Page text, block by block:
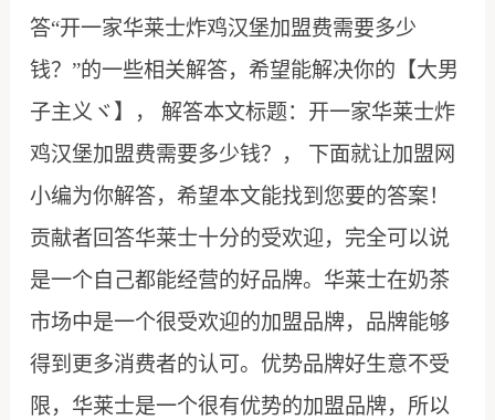
答“开一家华莱士炸鸡汉堡加盟费需要多少
钱？”的一些相关解答，希望能解决你的【大男
子主义ヾ】， 解答本文标题：开一家华莱士炸
鸡汉堡加盟费需要多少钱？， 下面就让加盟网
小编为你解答，希望本文能找到您要的答案！
贡献者回答华莱士十分的受欢迎，完全可以说
是一个自己都能经营的好品牌。华莱士在奶茶
市场中是一个很受欢迎的加盟品牌，品牌能够
得到更多消费者的认可。优势品牌好生意不受
限，华莱士是一个很有优势的加盟品牌，所以